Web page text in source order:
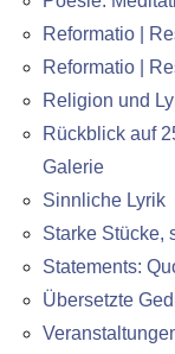
Reformatio |
Reformatio |
Religion und
Rückblick auf
Galerie
Sinnliche Lyrik
Starke Stücke,
Statements:
Übersetzte